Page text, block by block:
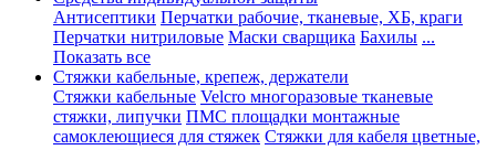
Антисептики Перчатки рабочие, тканевые, ХБ, краги
Перчатки нитриловые Маски сварщика Бахилы ...
Показать все
Стяжки кабельные, крепеж, держатели
Стяжки кабельные Velcro многоразовые тканевые
стяжки, липучки ПМС площадки монтажные
самоклеющиеся для стяжек Стяжки для кабеля цветные,